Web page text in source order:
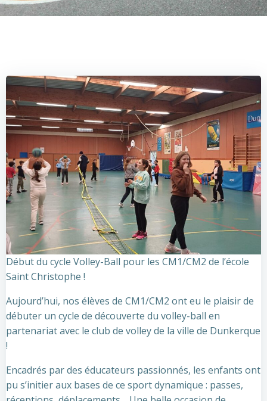
Début du cycle Volley-Ball pour les CM1/CM2 de l’école
Saint Christophe !
Aujourd’hui, nos élèves de CM1/CM2 ont eu le plaisir de
débuter un cycle de découverte du volley-ball en
partenariat avec le club de volley de la ville de Dunkerque
!
Encadrés par des éducateurs passionnés, les enfants ont
pu s’initier aux bases de ce sport dynamique : passes,